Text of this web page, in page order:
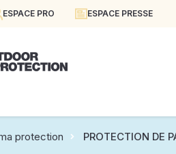
ESPACE PRO ESPACE PRESSE
protection PROTECTION DE